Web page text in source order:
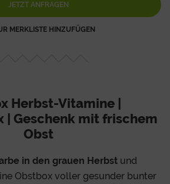
JETZT ANFRAGEN
MERKLISTE HINZUFÜGEN
Herbst-Vitamine |
| Geschenk mit frischem
Obst
in den grauen Herbst und
Obstbox voller gesunder bunter